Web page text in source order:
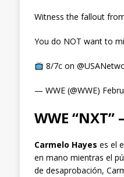
Witness the fallout
You do NOT want to
8/7c on
— WWE (@WWE)
WWE “NXT”
Carmelo Hayes es el
en mano mientras el
de desaprobación,